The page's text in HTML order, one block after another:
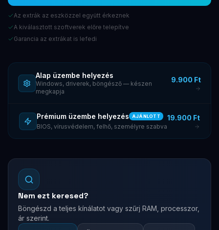
Az extrák az eszközzel együtt érkeznek
A kiválasztott szoftverek előre telepítve
Garancia az extrákat is lefedi
Alap üzembe helyezés
Windows, driverek, böngésző — készen
megkapja
9.900 Ft
Prémium üzembe helyezés AJÁNLOTT
BIOS, vírusvédelem, felhő, személyre szabva
19.900 Ft
Nem ezt keresed?
Böngészd a teljes kínálatot vagy szűrj RAM, processzor,
ár szerint.